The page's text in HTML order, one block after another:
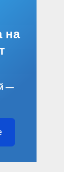
на
—